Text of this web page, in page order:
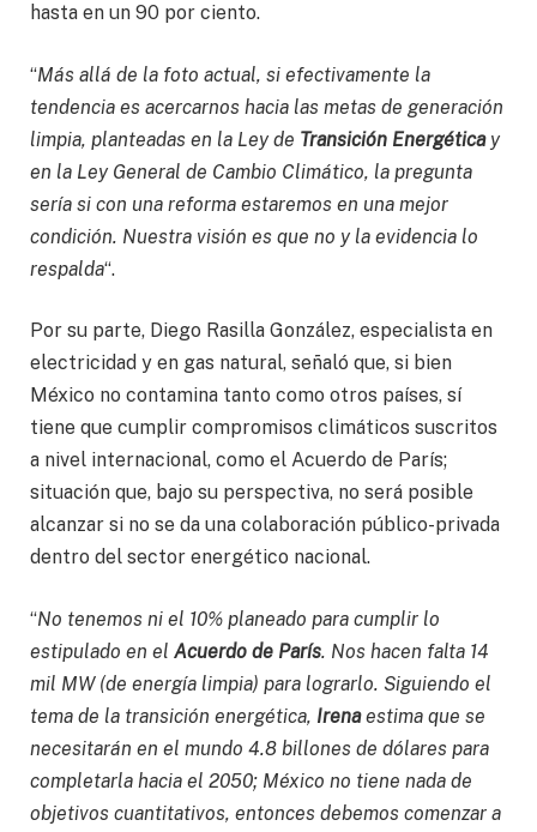
hasta en un 90 por ciento.
“Más allá de la foto actual, si efectivamente la
tendencia es acercarnos hacia las metas de generación
limpia, planteadas en la Ley de Transición Energéticay
en la Ley General de Cambio Climático, la pregunta
sería si con una reforma estaremos en una mejor
condición. Nuestra visión es que no y la evidencia lo
respalda“.
Por su parte, Diego Rasilla González, especialista en
electricidad y en gas natural, señaló que, si bien
México no contamina tanto como otros países, sí
tiene que cumplir compromisos climáticos suscritos
a nivel internacional, como el Acuerdo de París;
situación que, bajo su perspectiva, no será posible
alcanzar si no se da una colaboración público-privada
dentro del sector energético nacional.
“No tenemos ni el 10% planeado para cumplir lo
estipulado en el Acuerdo de París. Nos hacen falta 14
mil MW (de energía limpia) para lograrlo. Siguiendo el
tema de la transición energética, Irenaestima que se
necesitarán en el mundo 4.8 billones de dólares para
completarla hacia el 2050; México no tiene nada de
objetivos cuantitativos, entonces debemos comenzar a